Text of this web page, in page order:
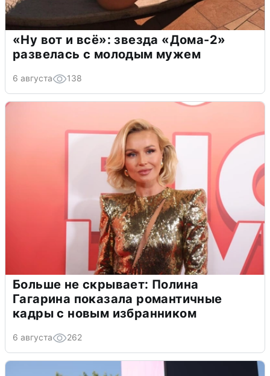
«Ну вот и всё»: звезда «Дома-2»
развелась с молодым мужем
6 августа 138
Больше не скрывает: Полина
Гагарина показала романтичные
кадры с новым избранником
6 августа 262